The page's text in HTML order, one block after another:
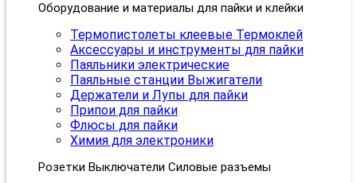
Оборудование и материалы для пайки и клейки
Термопистолеты клеевые Термоклей
Аксессуары и инструменты для пайки
Паяльники электрические
Паяльные станции Выжигатели
Держатели и Лупы для пайки
Припои для пайки
Флюсы для пайки
Химия для электроники
Розетки Выключатели Силовые разъемы